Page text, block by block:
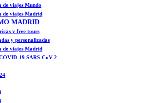
de viajes Mundo
de viajes Madrid
MADRID
y free tours
y personalizadas
de viajes Madrid
19 SARS-CoV-2